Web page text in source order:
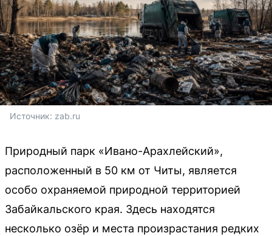
Источник: zab.ru
Природный парк «Ивано-Арахлейский»,
расположенный в 50 км от Читы, является
особо охраняемой природной территорией
Забайкальского края. Здесь находятся
несколько озёр и места произрастания редких